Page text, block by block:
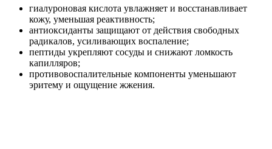
гиалуроновая кислота увлажняет и восстанавливает
кожу, уменьшая реактивность;
антиоксиданты защищают от действия свободных
радикалов, усиливающих воспаление;
пептиды укрепляют сосуды и снижают ломкость
капилляров;
противовоспалительные компоненты уменьшают
эритему и ощущение жжения.